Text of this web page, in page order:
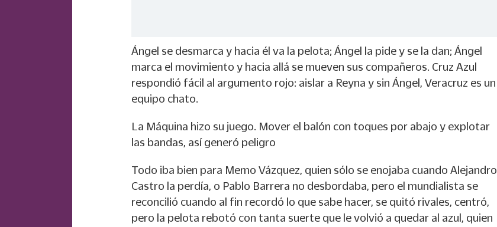
Ángel se desmarca y hacia él va la pelota; Ángel la pide y se la dan; Ángel
marca el movimiento y hacia allá se mueven sus compañeros. Cruz Azul
respondió fácil al argumento rojo: aislar a Reyna y sin Ángel, Veracruz es un
equipo chato.
La Máquina hizo su juego. Mover el balón con toques por abajo y explotar
las bandas, así generó peligro
Todo iba bien para Memo Vázquez, quien sólo se enojaba cuando Alejandro
Castro la perdía, o Pablo Barrera no desbordaba, pero el mundialista se
reconcilió cuando al fin recordó lo que sabe hacer, se quitó rivales, centró,
pero la pelota rebotó con tanta suerte que le volvió a quedar al azul, quien